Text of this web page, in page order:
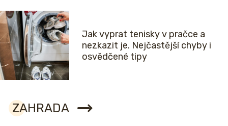
Jak vyprat tenisky v pračce a
nezkazit je. Nejčastější chyby i
osvědčené tipy
ZAHRADA